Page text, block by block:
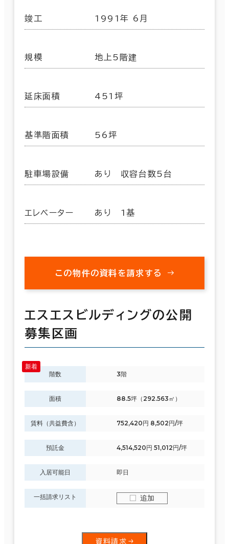
竣工 1991年 6月
規模 地上5階建
延床面積 451坪
基準階面積 56坪
駐車場設備 あり 収容台数5台
エレベーター あり 1基
この物件の資料を請求する
エスエスビルディングの公開
募集区画
階数 3階
面積 88.5坪（292.563㎡）
賃料（共益費含） 752,420円 8,502円/坪
預託金 4,514,520円 51,012円/坪
入居可能日 即日
一括請求リスト 追加
資料請求